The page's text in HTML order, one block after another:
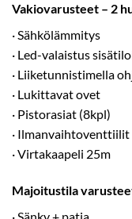
Vakiovarusteet – 2
· Sähkölämmitys
· Led-valaistus
· Liiketunnistimella
· Lukittavat ovet
· Pistorasiat (8kpl)
· Ilmanvaihtoventtiilit
· Virtakaapeli 25m
Majoitustila